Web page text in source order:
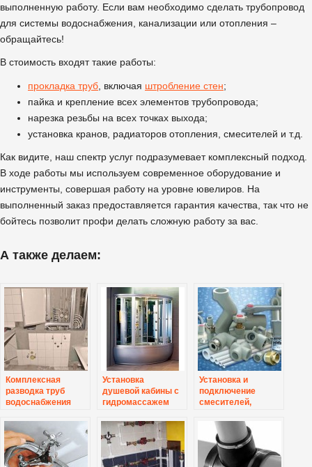
выполненную работу. Если вам необходимо сделать трубопровод
для системы водоснабжения, канализации или отопления –
обращайтесь!
В стоимость входят такие работы:
прокладка труб , включая штробление стен;
пайка и крепление всех элементов трубопровода;
нарезка резьбы на всех точках выхода;
установка кранов, радиаторов отопления, смесителей и т.д.
Как видите, наш спектр услуг подразумевает комплексный подход.
В ходе работы мы используем современное оборудование и
инструменты, совершая работу на уровне ювелиров. На
выполненный заказ предоставляется гарантия качества, так что не
бойтесь позволит профи делать сложную работу за вас.
А также делаем:
Комплексная
разводка труб
водоснабжения
канализации в
санузле
Установка
душевой кабины с
гидромассажем
Установка и
подключение
смесителей,
термостата